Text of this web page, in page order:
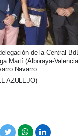
de la Central
Martí (Alboraya-
Navarro.
AZULEJO)